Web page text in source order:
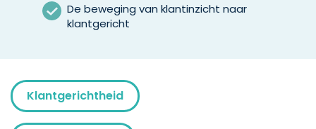
De beweging van klantinzicht naar
klantgericht
Klantgerichtheid